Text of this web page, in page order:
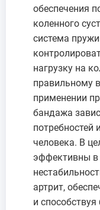
обеспечения
коленного
система
нагрузку на
правильному
применении
бандажа
потребностей
человека. В
эффективны в
артрит,
и